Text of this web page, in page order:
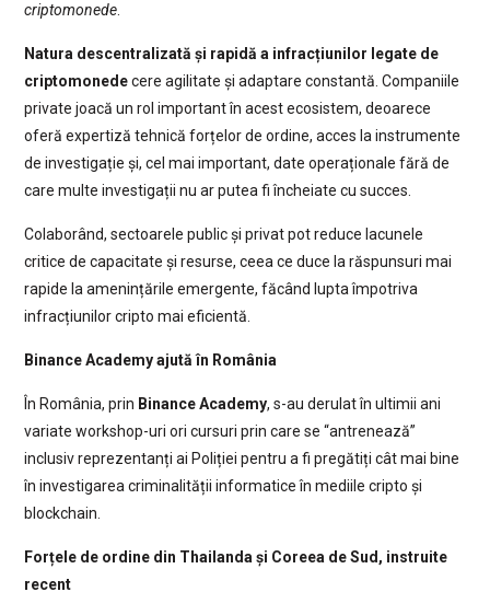
criptomonede.
Natura descentralizată și rapidă a infracțiunilor legate de
criptomonedecere agilitate și adaptare constantă. Companiile
private joacă un rol important în acest ecosistem, deoarece
oferă expertiză tehnică forțelor de ordine, acces la instrumente
de investigație și, cel mai important, date operaționale fără de
care multe investigații nu ar putea fi încheiate cu succes.
Colaborând, sectoarele public și privat pot reduce lacunele
critice de capacitate și resurse, ceea ce duce la răspunsuri mai
rapide la amenințările emergente, făcând lupta împotriva
infracțiunilor cripto mai eficientă.
Binance Academy ajută în România
În România, prin Binance Academy, s-au derulat în ultimii ani
variate workshop-uri ori cursuri prin care se “antrenează”
inclusiv reprezentanți ai Poliției pentru a fi pregătiți cât mai bine
în investigarea criminalității informatice în mediile cripto și
blockchain.
Forțele de ordine din Thailanda și Coreea de Sud, instruite
recent